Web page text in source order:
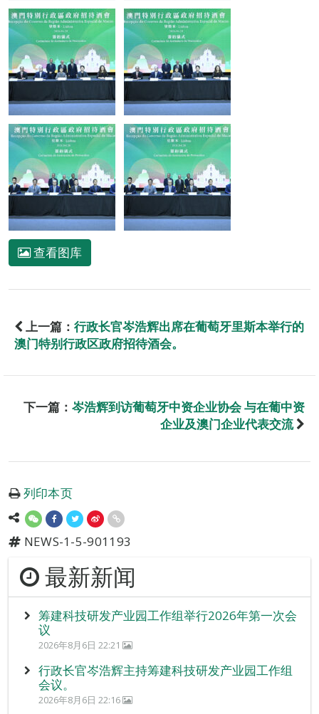
查看图库
上一篇： 行政长官岑浩辉出席在葡萄牙里斯本举行的
澳门特别行政区政府招待酒会。
下一篇： 岑浩辉到访葡萄牙中资企业协会 与在葡中资
企业及澳门企业代表交流
列印本页
NEWS-1-5-901193
最新新闻
筹建科技研发产业园工作组举行2026年第一次会
议
2026年8月6日 22:21
行政长官岑浩辉主持筹建科技研发产业园工作组
会议。
2026年8月6日 22:16